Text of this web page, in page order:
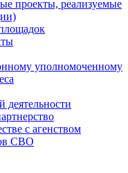
проекты, реализуемые
уполномоченному
деятельности
с агенством
СВО